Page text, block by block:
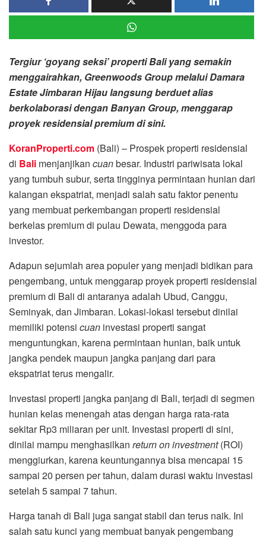
Tergiur ‘goyang seksi’ properti Bali yang semakin
menggairahkan, Greenwoods Group melalui Damara
Estate Jimbaran Hijau langsung berduet alias
berkolaborasi dengan Banyan Group, menggarap
proyek residensial premium di sini.
KoranProperti.com (Bali) – Prospek properti residensial
di Bali menjanjikan cuanbesar. Industri pariwisata lokal
yang tumbuh subur, serta tingginya permintaan hunian dari
kalangan ekspatriat, menjadi salah satu faktor penentu
yang membuat perkembangan properti residensial
berkelas premium di pulau Dewata, menggoda para
investor.
Adapun sejumlah area populer yang menjadi bidikan para
pengembang, untuk menggarap proyek properti residensial
premium di Bali di antaranya adalah Ubud, Canggu,
Seminyak, dan Jimbaran. Lokasi-lokasi tersebut dinilai
memiliki potensi cuan investasi properti sangat
menguntungkan, karena permintaan hunian, baik untuk
jangka pendek maupun jangka panjang dari para
ekspatriat terus mengalir.
Investasi properti jangka panjang di Bali, terjadi di segmen
hunian kelas menengah atas dengan harga rata-rata
sekitar Rp3 miliaran per unit. Investasi properti di sini,
dinilai mampu menghasilkan return on investment(ROI)
menggiurkan, karena keuntungannya bisa mencapai 15
sampai 20 persen per tahun, dalam durasi waktu investasi
setelah 5 sampai 7 tahun.
Harga tanah di Bali juga sangat stabil dan terus naik. Ini
salah satu kunci yang membuat banyak pengembang